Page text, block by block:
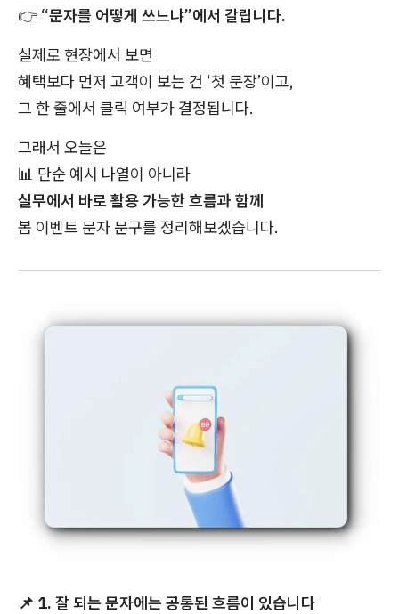
👉 “문자를 어떻게 쓰느냐”에서 갈립니다.
실제로 현장에서 보면
혜택보다 먼저 고객이 보는 건 ‘첫 문장’이고,
그 한 줄에서 클릭 여부가 결정됩니다.
그래서 오늘은
📊 단순 예시 나열이 아니라
실무에서 바로 활용 가능한 흐름과 함께
봄 이벤트 문자 문구를 정리해보겠습니다.
📌 1. 잘 되는 문자에는 공통된 흐름이 있습니다